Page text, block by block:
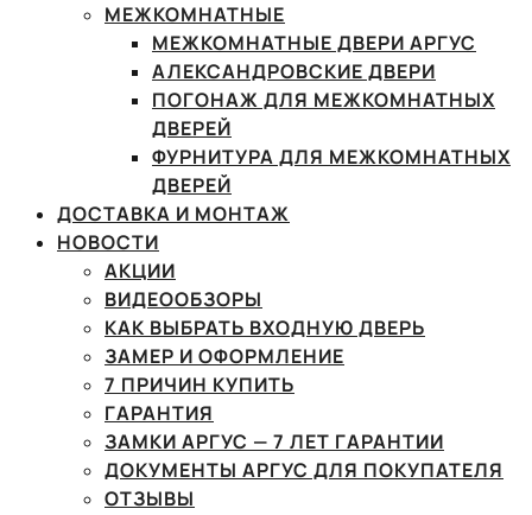
МЕЖКОМНАТНЫЕ
МЕЖКОМНАТНЫЕ ДВЕРИ АРГУС
АЛЕКСАНДРОВСКИЕ ДВЕРИ
ПОГОНАЖ ДЛЯ МЕЖКОМНАТНЫХ
ДВЕРЕЙ
ФУРНИТУРА ДЛЯ МЕЖКОМНАТНЫХ
ДВЕРЕЙ
ДОСТАВКА И МОНТАЖ
НОВОСТИ
АКЦИИ
ВИДЕООБЗОРЫ
КАК ВЫБРАТЬ ВХОДНУЮ ДВЕРЬ
ЗАМЕР И ОФОРМЛЕНИЕ
7 ПРИЧИН КУПИТЬ
ГАРАНТИЯ
ЗАМКИ АРГУС — 7 ЛЕТ ГАРАНТИИ
ДОКУМЕНТЫ АРГУС ДЛЯ ПОКУПАТЕЛЯ
ОТЗЫВЫ